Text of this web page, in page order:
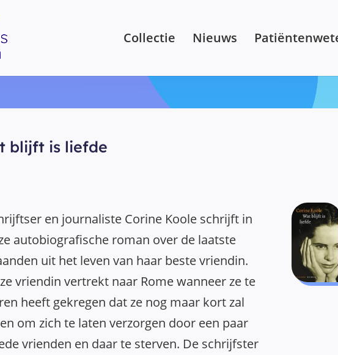
Collectie Nieuws
blijft is liefde
en journaliste Corine Koole schrijft in
autobiografische roman over de laatste
uit het leven van haar beste vriendin.
vriendin vertrekt naar Rome wanneer ze te
heeft gekregen dat ze nog maar kort zal
om zich te laten verzorgen door een paar
vrienden en daar te sterven. De schrijfster